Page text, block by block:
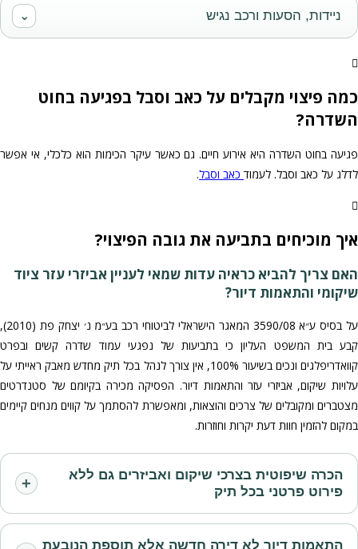
ניידות, הסעות ורכב נגיש ⌄
כמה פיצוי מקבלים על כאב וסבל בפגיעה בחוט
השדרה?
פגיעה בחוט השדרה היא אירוע חיים. גם כאשר עיקר הכימות הוא כלכלי, אי אפשר
לדלג על כאב וסבל. לעמוד כאב וסבל.
איך מוכיחים בתביעה את גובה הפיצוי?
האם צריך להביא כראיה עדות שמאי לעניין אביזרי עזר ציוד
שיקומי והתאמות דיור?
על בסיס ע״א 3590/08 המאגר הישראלי לביטוחי רכב בע״מ נ׳ יצחק פת (2010),
קבע בית המשפט העליון כי בתביעות של נפגעי עמוד שדרה קשים ובפרט
קוואדריפלגים ונכים בשיעור 100%, אין צורך לנהל בכל תיק מחדש מאבק ראייתי על
עלויות שיקום, אביזרי עזר והתאמות דיור. הפסיקה מכירה בקיומם של סטנדרטים
מצטברים ומקובלים של צרכים והוצאות, ומאפשרת להסתמך על קווים מנחים קיימים
במקום להזמין חוות דעת יקרות וחוזרות.
הכרה שיפוטית בצרכי שיקום ואביזרים גם ללא
פירוט פרטני בכל תיק
+
התאמות דיור לא דירה חדשה אלא תוספת הנובעת